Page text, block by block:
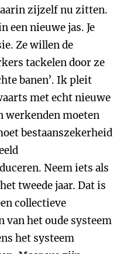
zijzelf nu zitten.
een nieuwe jas. Je
Ze willen de
tackelen door ze
banen’. Ik pleit
met echt nieuwe
werkenden moeten
bestaanszekerheid
Neem iets als
tweede jaar. Dat is
collectieve
van het oude systeem
het systeem